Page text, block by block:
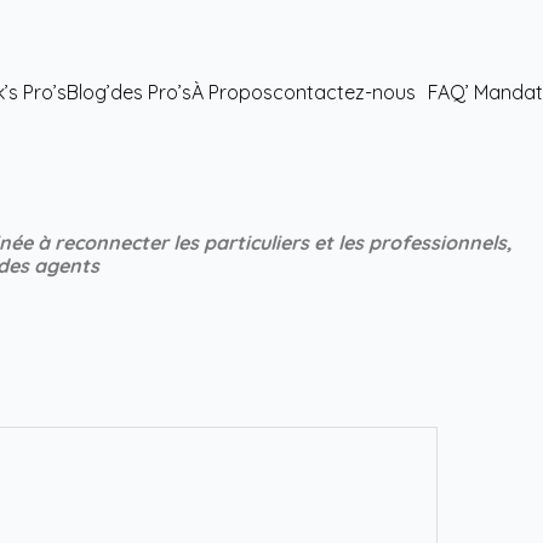
Pro’sBlog’des Pro’sÀ Proposcontactez-nous FAQ’ Mandat
à reconnecter les particuliers et les professionnels,
agents